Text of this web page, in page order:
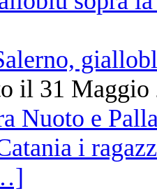
il 31 Maggio